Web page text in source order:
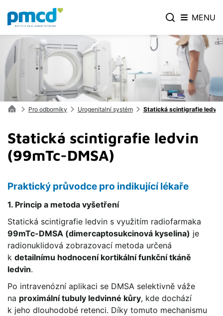
MENU
Pro odborníky Urogenitalní systém Statická scintigrafie ledvin
Statická scintigrafie ledvin
(99mTc-DMSA)
Praktický průvodce pro indikující lékaře
1. Princip a metoda vyšetření
Statická scintigrafie ledvin s využitím radiofarmaka
99mTc-DMSA (dimercaptosukcinová kyselina) je
radionuklidová zobrazovací metoda určená
k detailnímu hodnocení kortikální funkční tkáně
ledvin.
Po intravenózní aplikaci se DMSA selektivně váže
na proximální tubuly ledvinné kůry, kde dochází
k jeho dlouhodobé retenci. Díky tomuto mechanismu